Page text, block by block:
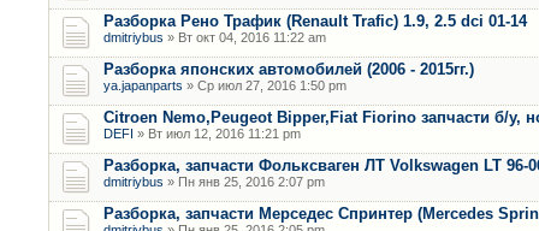
Разборка Рено Трафик (Renault Trafic) 1.9, 2.5 dci 01-14
dmitriybus » Вт окт 04, 2016 11:22 am
Разборка японских автомобилей (2006 - 2015гг.)
ya.japanparts » Ср июл 27, 2016 1:50 pm
Citroen Nemo,Peugeot Bipper,Fiat Fiorino запчасти б/у,
DEFI » Вт июл 12, 2016 11:21 pm
Разборка, запчасти Фольксваген ЛТ Volkswagen LT 96-
dmitriybus » Пн янв 25, 2016 2:07 pm
Разборка, запчасти Мерседес Спринтер (Mercedes